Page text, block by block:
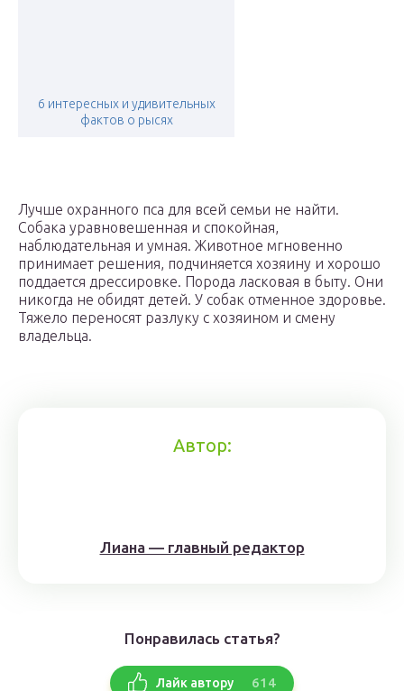
6 интересных и удивительных
фактов о рысях
Лучше охранного пса для всей семьи не найти.
Собака уравновешенная и спокойная,
наблюдательная и умная. Животное мгновенно
принимает решения, подчиняется хозяину и хорошо
поддается дрессировке. Порода ласковая в быту. Они
никогда не обидят детей. У собак отменное здоровье.
Тяжело переносят разлуку с хозяином и смену
владельца.
Автор:
Лиана — главный редактор
Понравилась статья?
Лайк автору 614